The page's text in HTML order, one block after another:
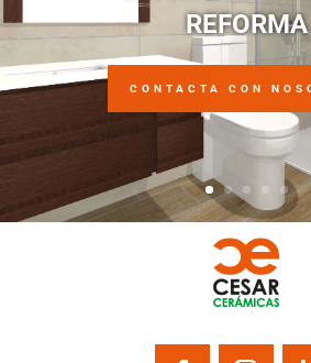
REFORMA
CONTACTA CON